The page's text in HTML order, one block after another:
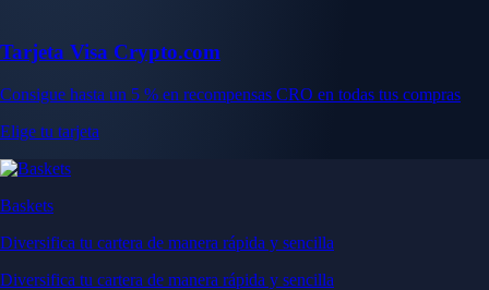
Tarjeta Visa Crypto.com
Consigue hasta un 5 % en recompensas CRO en todas tus compras
Elige tu tarjeta
Baskets
Diversifica tu cartera de manera rápida y sencilla
Diversifica tu cartera de manera rápida y sencilla